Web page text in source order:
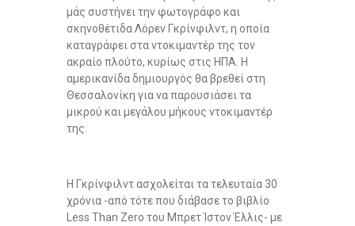
μάς συστήνει την φωτογράφο και
σκηνοθέτιδα Λόρεν Γκρίνφιλντ, η οποία
καταγράφει στα ντοκιμαντέρ της τον
ακραίο πλούτο, κυρίως στις ΗΠΑ. Η
αμερικανίδα δημιουργός θα βρεθεί στη
Θεσσαλονίκη για να παρουσιάσει τα
μικρού και μεγάλου μήκους ντοκιμαντέρ
της.
Η Γκρίνφιλντ ασχολείται τα τελευταία 30
χρόνια -από τότε που διάβασε το βιβλίο
Less Than Zero του Μπρετ Ίστον Έλλις- με